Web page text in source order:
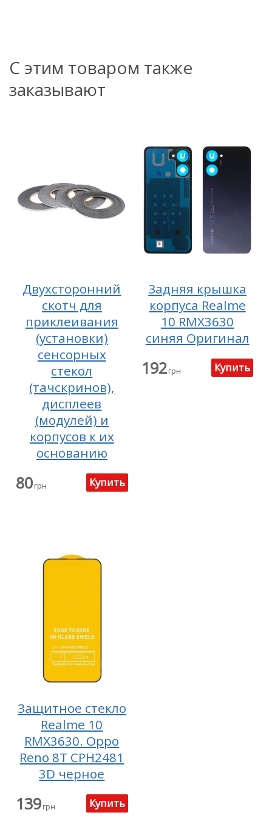
С этим товаром также
заказывают
Двухсторонний
скотч для
приклеивания
(установки)
сенсорных
стекол
(тачскринов),
дисплеев
(модулей) и
корпусов к их
основанию
80грн
Задняя крышка
корпуса Realme
10 RMX3630
синяя Оригинал
192грн
Защитное стекло
Realme 10
RMX3630. Oppo
Reno 8T CPH2481
3D черное
139грн